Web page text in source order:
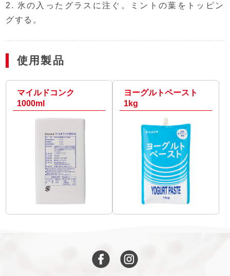
2. 氷の入ったグラスに注ぐ。ミントの葉をトッピン
グする。
使用製品
マイルドコンク
1000ml
ヨーグルトペースト
1kg